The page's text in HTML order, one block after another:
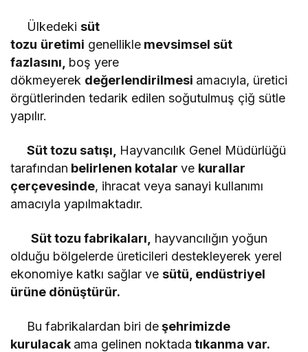
Ülkedekisüt
tozu üretimi genellikle mevsimsel süt
fazlasını, boş yere
dökmeyerek değerlendirilmesi amacıyla, üretici
örgütlerinden tedarik edilen soğutulmuş çiğ sütle
yapılır.
Süt tozu satışı, Hayvancılık Genel Müdürlüğü
tarafından belirlenen kotalarve kurallar
çerçevesinde, ihracat veya sanayi kullanımı
amacıyla yapılmaktadır.
Süt tozu fabrikaları,
hayvancılığın yoğun
olduğu bölgelerde üreticileri destekleyerek yerel
ekonomiye katkı sağlar vesütü, endüstriyel
ürüne dönüştürür.
Bu fabrikalardan biri deşehrimizde
kurulacak ama gelinen noktada tıkanma var.